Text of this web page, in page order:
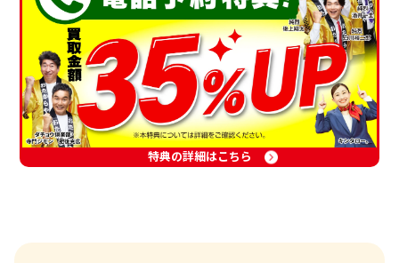
特典の詳細はこちら